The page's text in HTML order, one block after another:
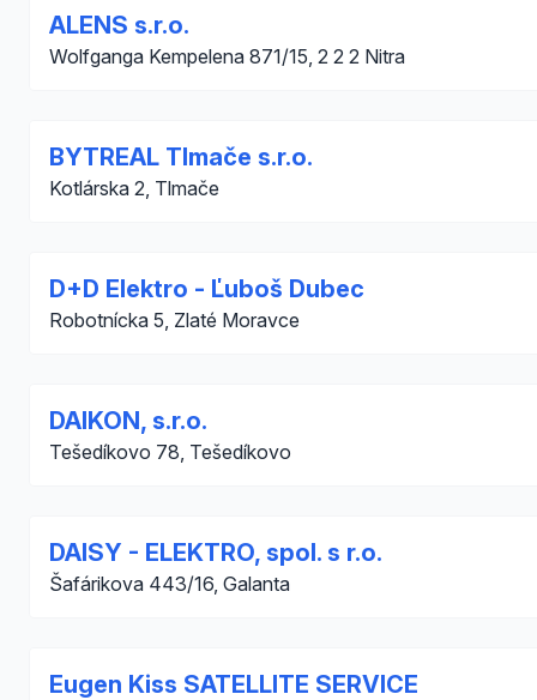
ALENS s.r.o.
Wolfganga Kempelena 871/15, 2 2 2 Nitra
BYTREAL Tlmače s.r.o.
Kotlárska 2, Tlmače
D+D Elektro - Ľuboš Dubec
Robotnícka 5, Zlaté Moravce
DAIKON, s.r.o.
Tešedíkovo 78, Tešedíkovo
DAISY - ELEKTRO, spol. s r.o.
Šafárikova 443/16, Galanta
Eugen Kiss SATELLITE SERVICE